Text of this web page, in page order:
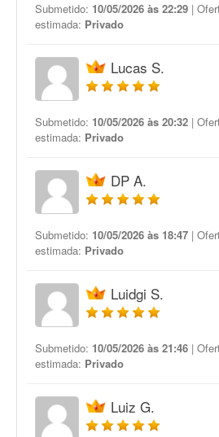
Submetido: 10/05/2026 às 22:29 |
estimada: Privado
Lucas S.
Submetido: 10/05/2026 às 20:32 |
estimada: Privado
DP A.
Submetido: 10/05/2026 às 18:47 |
estimada: Privado
Luidgi S.
Submetido: 10/05/2026 às 21:46 |
estimada: Privado
Luiz G.